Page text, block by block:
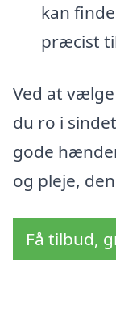
kan
præcist
Ved at
du ro i
gode
og pleje,
Få tilbud,